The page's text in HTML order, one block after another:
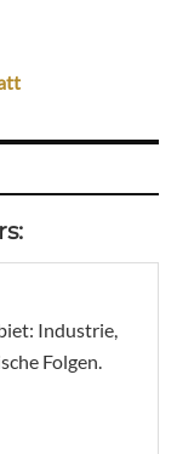
Industrie,
Folgen.